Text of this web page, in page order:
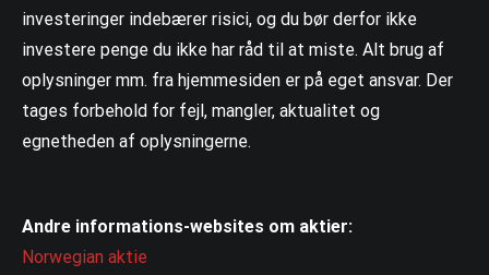
investeringer indebærer risici, og du bør derfor ikke
investere penge du ikke har råd til at miste. Alt brug af
oplysninger mm. fra hjemmesiden er på eget ansvar. Der
tages forbehold for fejl, mangler, aktualitet og
egnetheden af oplysningerne.
Andre informations-websites om aktier:
Norwegian aktie